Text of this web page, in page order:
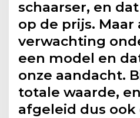
schaarser, en
op de prijs. Maar
verwachting
een model en
onze aandacht.
totale waarde,
afgeleid dus ook